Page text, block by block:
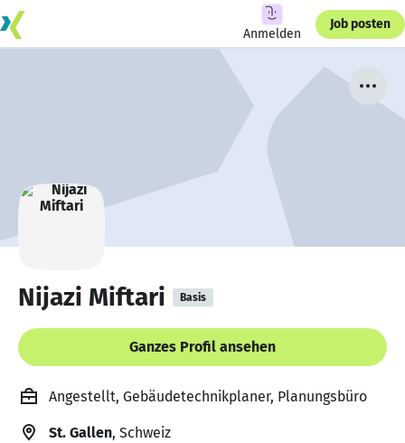
Anmelden
Job posten
Nijazi Miftari Basis
Ganzes Profil ansehen
Angestellt, Gebäudetechnikplaner, Planungsbüro
St. Gallen, Schweiz